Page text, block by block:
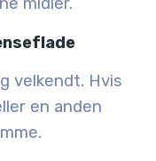
velkendt. Hvis
en anden